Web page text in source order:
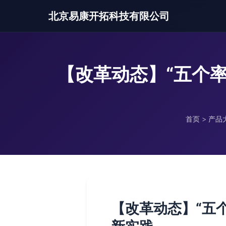
北京易康开拓科技有限公司
【改革动态】“五
首页 > 产品
【改革动态】“